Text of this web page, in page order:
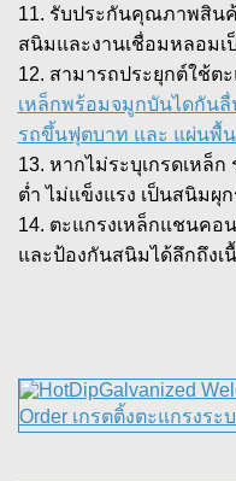
11. รับประกันคุณภาพสิน
สนิมและงานเชื่อมหลอมเ
12. สามารถประยุกต์ใช้ต
เหล็กพร้อมจมูกบันไดกันลื่
รถขึ้นฟุตบาท และ แผ่นพื้น
13. หากไม่ระบุเกรดเหล็
ต่ำ ไม่แข็งแรง เป็นสนิมผุ
14. ตะแกรงเหล็กแชนค
และป้องกันสนิมได้ลึกถึงเ